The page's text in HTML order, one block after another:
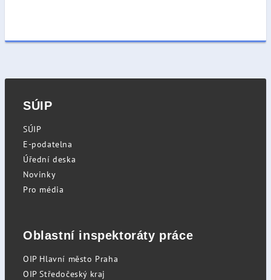
SÚIP
SÚIP
E-podatelna
Úřední deska
Novinky
Pro média
Oblastní inspektoráty práce
OIP Hlavní město Praha
OIP Středočeský kraj